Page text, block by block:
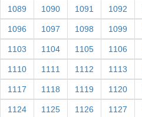
1089 1090 1091 1092
1096 1097 1098 1099
1103 1104 1105 1106
1110 1111 1112 1113
1117 1118 1119 1120
1124 1125 1126 1127